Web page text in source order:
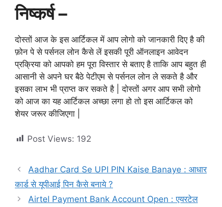
निष्कर्ष –
दोस्तों आज के इस आर्टिकल में आप लोगो को जानकारी दिए है की
फ़ोन पे से पर्सनल लोन कैसे लें इसकी पूरी ऑनलाइन आवेदन
प्रक्रिया को आपको हम पूरा विस्तार से बताए है ताकि आप बहुत ही
आसानी से अपने घर बैठे पेटीएम से पर्सनल लोन ले सकते है और
इसका लाभ भी प्राप्त कर सकते है | दोस्तों अगर आप सभी लोगो
को आज का यह आर्टिकल अच्छा लगा हो तो इस आर्टिकल को
शेयर जरूर कीजिएगा |
Post Views: 192
Aadhar Card Se UPI PIN Kaise Banaye : आधार
कार्ड से यूपीआई पिन कैसे बनाये ?
Airtel Payment Bank Account Open : एयरटेल